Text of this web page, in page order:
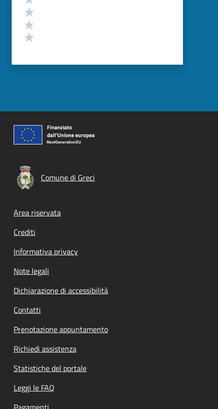
Comune di Greci
Footer menu
Area riservata
Crediti
Informativa privacy
Note legali
Dichiarazione di accessibilità
Contatti
Prenotazione appuntamento
Richiedi assistenza
Statistiche del portale
Leggi le FAQ